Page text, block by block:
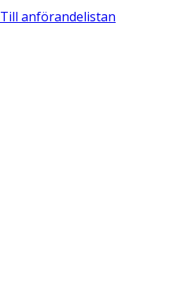
Till anförandelistan